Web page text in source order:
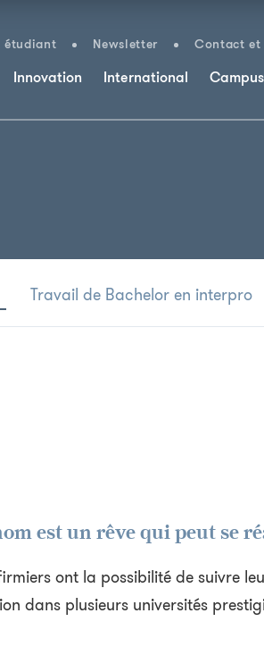
étudiant Newsletter Contact et
Innovation International Campus
Travail de Bachelor en interpro
est un rêve qui peut se
ont la possibilité de suivre
dans plusieurs universités